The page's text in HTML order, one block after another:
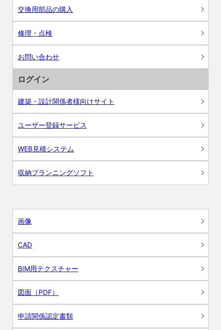
交換用部品の購入
修理・点検
お問い合わせ
ログイン
建築・設計関係者様向けサイト
ユーザー登録サービス
WEB見積システム
収納プランニングソフト
画像
CAD
BIM用テクスチャー
図面（PDF）
申請関係認定書類